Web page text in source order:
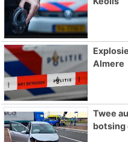
Almere
Twee
botsing